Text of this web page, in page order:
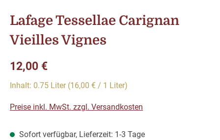
Lafage Tessellae Carignan
Vieilles Vignes
Regulärer Preis:
12,00 €
Inhalt: 0.75 Liter (16,00 € / 1 Liter)
Preise inkl. MwSt. zzgl. Versandkosten
Sofort verfügbar, Lieferzeit: 1-3 Tage